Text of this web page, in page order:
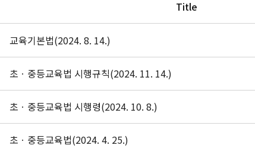
Title
교육기본법(2024. 8. 14.)
초ㆍ중등교육법 시행규칙(2024. 11. 14.)
초ㆍ중등교육법 시행령(2024. 10. 8.)
초ㆍ중등교육법(2024. 4. 25.)